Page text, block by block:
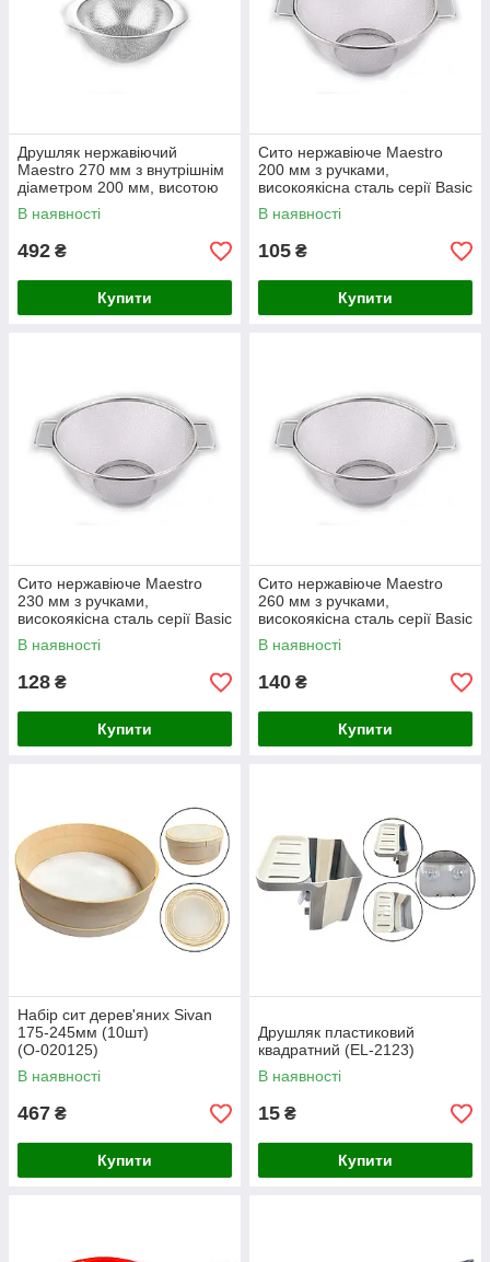
Друшляк нержавіючий
Maestro 270 мм з внутрішнім
діаметром 200 мм, висотою
85 мм
В наявності
492 ₴
Купити
Сито нержавіюче Maestro
200 мм з ручками,
високоякісна сталь серії Basic
В наявності
105 ₴
Купити
Сито нержавіюче Maestro
230 мм з ручками,
високоякісна сталь серії Basic
В наявності
128 ₴
Купити
Сито нержавіюче Maestro
260 мм з ручками,
високоякісна сталь серії Basic
В наявності
140 ₴
Купити
Набір сит дерев'яних Sivan
175-245мм (10шт)
(О-020125)
В наявності
467 ₴
Купити
Друшляк пластиковий
квадратний (EL-2123)
В наявності
15 ₴
Купити